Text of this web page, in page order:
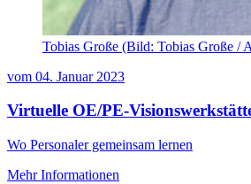
Tobias Große (Bild: Tobias Große /
vom 04. Januar 2023
Virtuelle OE/PE-
Wo Personaler gemeinsam lernen
Mehr Informationen